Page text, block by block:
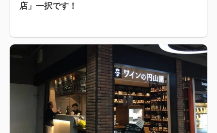
店」一択です！